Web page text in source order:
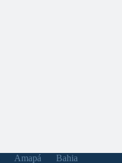
Amapá Bahia